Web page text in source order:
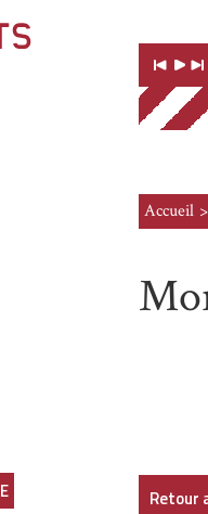
Musique
précédente
Lecture
Accueil
Retour